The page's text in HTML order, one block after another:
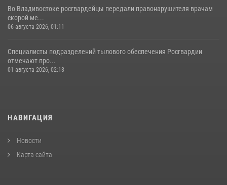
Во Владивостоке росгвардейцы передали правонарушителя врачам
скорой ме...
06 августа 2026, 01:11
Специалисты подразделений тылового обеспечения Росгвардии
отмечают про...
01 августа 2026, 02:13
НАВИГАЦИЯ
Новости
Карта сайта